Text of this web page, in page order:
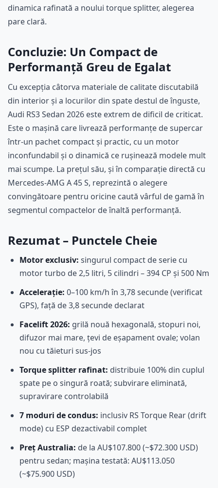
dinamica rafinată a noului torque splitter, alegerea
pare clară.
Concluzie: Un Compact de
Performanță Greu de Egalat
Cu excepția câtorva materiale de calitate discutabilă
din interior și a locurilor din spate destul de înguste,
Audi RS3 Sedan 2026 este extrem de dificil de criticat.
Este o mașină care livrează performanțe de supercar
într-un pachet compact și practic, cu un motor
inconfundabil și o dinamică ce rușinează modele mult
mai scumpe. La prețul său, și în comparație directă cu
Mercedes-AMG A 45 S, reprezintă o alegere
convingătoare pentru oricine caută vârful de gamă în
segmentul compactelor de înaltă performanță.
Rezumat – Punctele Cheie
Motor exclusiv: singurul compact de serie cu
motor turbo de 2,5 litri, 5 cilindri – 394 CP și 500 Nm
Accelerație: 0–100 km/h în 3,78 secunde (verificat
GPS), față de 3,8 secunde declarat
Facelift 2026: grilă nouă hexagonală, stopuri noi,
difuzor mai mare, țevi de eșapament ovale; volan
nou cu tăieturi sus-jos
Torque splitter rafinat: distribuie 100% din cuplul
spate pe o singură roată; subvirare eliminată,
supravirare controlabilă
7 moduri de condus: inclusiv RS Torque Rear (drift
mode) cu ESP dezactivabil complet
Preț Australia: de la AU$107.800 (~$72.300 USD)
pentru sedan; mașina testată: AU$113.050
(~$75.900 USD)